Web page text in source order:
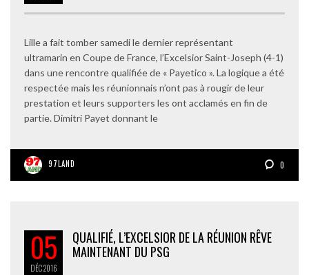
Lille a fait tomber samedi le dernier représentant
ultramarin en Coupe de France, l’Excelsior Saint-Joseph (4-1)
dans une rencontre qualifiée de « Payetico ». La logique a été
respectée mais les réunionnais n’ont pas à rougir de leur
prestation et leurs supporters les ont acclamés en fin de
partie. Dimitri Payet donnant le
97LAND 0
05
DÉC2016
QUALIFIÉ, L’EXCELSIOR DE LA RÉUNION RÊVE
MAINTENANT DU PSG